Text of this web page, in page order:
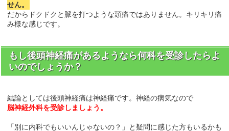
せん。
だからドクドクと脈を打つような頭痛ではありません。キリキリ痛
み様な感じです。
もし後頭神経痛があるようなら何科を受診したらよ
いのでしょうか？
結論としては後頭神経痛は神経痛です。神経の病気なので
脳神経外科を受診しましょう。
「別に内科でもいいんじゃないの？」と疑問に感じた方もいるかも